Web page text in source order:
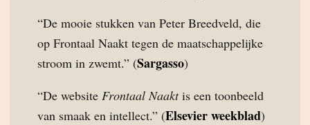
“De mooie stukken van Peter Breedveld, die
op Frontaal Naakt tegen de maatschappelijke
stroom in zwemt.” (Sargasso)
“De website Frontaal Naaktis een toonbeeld
van smaak en intellect.” (Elsevier weekblad)